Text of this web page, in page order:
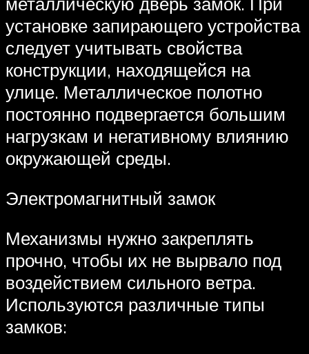
установке запирающего устройства
следует учитывать свойства
конструкции, находящейся на
улице. Металлическое полотно
постоянно подвергается большим
нагрузкам и негативному влиянию
окружающей среды.
Электромагнитный замок
Механизмы нужно закреплять
прочно, чтобы их не вырвало под
воздействием сильного ветра.
Используются различные типы
замков: